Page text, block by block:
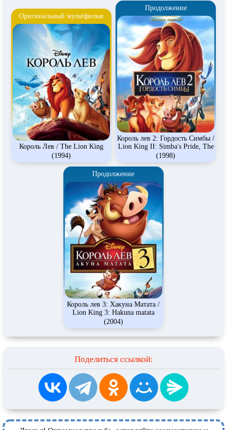
Оригинальный мультфильм
Король Лев / The Lion King
(1994)
Продолжение
Король лев 2: Гордость Симбы /
Lion King II: Simba's Pride, The
(1998)
Продолжение
Король лев 3: Хакуна Матата /
Lion King 3: Hakuna matata
(2004)
Поделиться ссылкой: